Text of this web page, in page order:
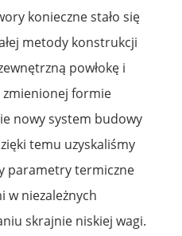
konieczne stało się
metody konstrukcji
powłokę i
zmienionej formie
nowy system budowy
temu uzyskaliśmy
parametry termiczne
w niezależnych
skrajnie niskiej wagi.